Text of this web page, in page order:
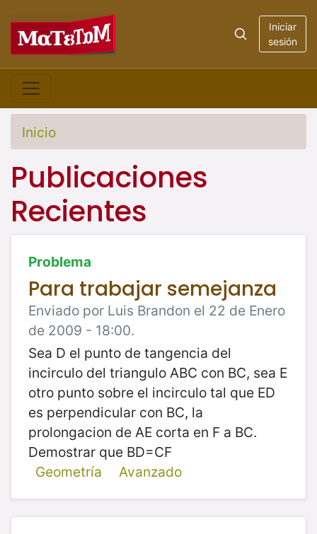
Iniciar
sesión
Inicio
Publicaciones
Recientes
Problema
Para trabajar semejanza
Enviado por Luis Brandon el 22 de Enero
de 2009 - 18:00.
Sea D el punto de tangencia del
incirculo del triangulo ABC con BC, sea E
otro punto sobre el incirculo tal que ED
es perpendicular con BC, la
prolongacion de AE corta en F a BC.
Demostrar que BD=CF
Geometría
Avanzado